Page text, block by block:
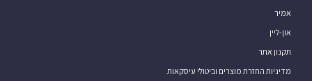
אמיר
און-ליין
תקנון אתר
מדיניות החזרת מוצרים וביטולי עיסקאות